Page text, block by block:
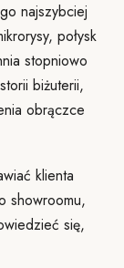
najszybciej
połysk
stopniowo
biżuterii,
obrączce
klienta
showroomu,
się,